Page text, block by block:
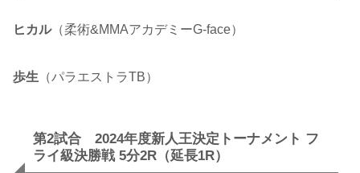
ヒカル（柔術&MMAアカデミーG-face）
歩生 （パラエストラTB）
第2試合 2024年度新人王決定トーナメント フ
ライ級決勝戦 5分2R（延長1R）